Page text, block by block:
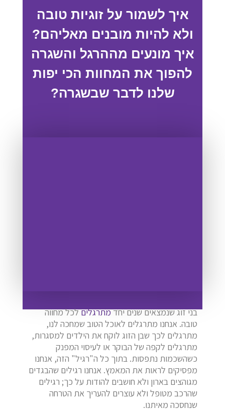
איך לשמור על זוגיות טובה
ולא להיות מובנים מאליהם?
איך מונעים מההרגל והשגרה
להפוך את המחוות הכי יפות
שלנו לדבר שבשגרה?
בני זוג שנמצאים שנים יחדמתרגליםלכל מחווה
טובה. אנחנו מתרגלים לאוכל הטוב שמחכה לנו,
מתרגלים לכך שבן הזוג לוקח את הילדים למסגרות,
מתרגלים לקפה של הבוקר או לעיסוי המפנק
כשהשכמות נתפסות. בתוך כל ה"רגיל" הזה, אנחנו
מפסיקים לראות את המאמץ. אנחנו רגילים שהבגדים
מגוהצים בארון ולא חושבים להודות על כך; רגילים
שהרכב מטופל ולא עוצרים להעריך את הטרחה
שנחסכה מאיתנו.